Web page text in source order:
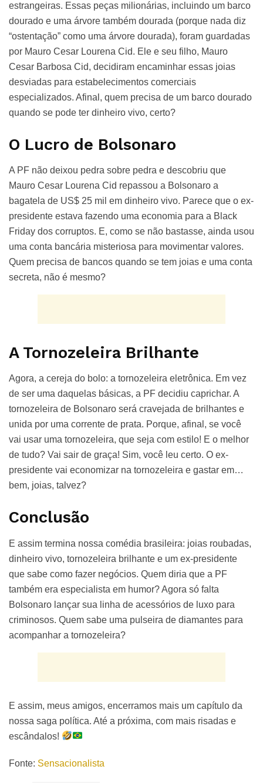
estrangeiras. Essas peças milionárias, incluindo um barco
dourado e uma árvore também dourada (porque nada diz
“ostentação” como uma árvore dourada), foram guardadas
por Mauro Cesar Lourena Cid. Ele e seu filho, Mauro
Cesar Barbosa Cid, decidiram encaminhar essas joias
desviadas para estabelecimentos comerciais
especializados. Afinal, quem precisa de um barco dourado
quando se pode ter dinheiro vivo, certo?
O Lucro de Bolsonaro
A PF não deixou pedra sobre pedra e descobriu que
Mauro Cesar Lourena Cid repassou a Bolsonaro a
bagatela de US$ 25 mil em dinheiro vivo. Parece que o ex-
presidente estava fazendo uma economia para a Black
Friday dos corruptos. E, como se não bastasse, ainda usou
uma conta bancária misteriosa para movimentar valores.
Quem precisa de bancos quando se tem joias e uma conta
secreta, não é mesmo?
A Tornozeleira Brilhante
Agora, a cereja do bolo: a tornozeleira eletrônica. Em vez
de ser uma daquelas básicas, a PF decidiu caprichar. A
tornozeleira de Bolsonaro será cravejada de brilhantes e
unida por uma corrente de prata. Porque, afinal, se você
vai usar uma tornozeleira, que seja com estilo! E o melhor
de tudo? Vai sair de graça! Sim, você leu certo. O ex-
presidente vai economizar na tornozeleira e gastar em…
bem, joias, talvez?
Conclusão
E assim termina nossa comédia brasileira: joias roubadas,
dinheiro vivo, tornozeleira brilhante e um ex-presidente
que sabe como fazer negócios. Quem diria que a PF
também era especialista em humor? Agora só falta
Bolsonaro lançar sua linha de acessórios de luxo para
criminosos. Quem sabe uma pulseira de diamantes para
acompanhar a tornozeleira?
E assim, meus amigos, encerramos mais um capítulo da
nossa saga política. Até a próxima, com mais risadas e
escândalos!
Fonte: Sensacionalista